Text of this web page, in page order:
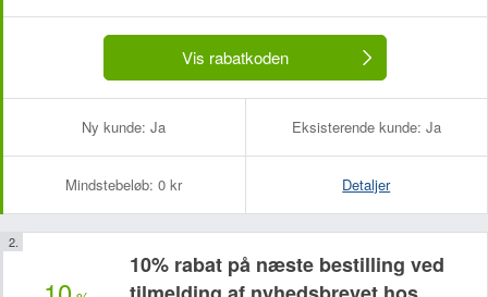
Vis rabatkoden
Ny kunde: Ja Eksisterende kunde: Ja
Mindstebeløb: 0 kr Detaljer
10% rabat på næste bestilling ved